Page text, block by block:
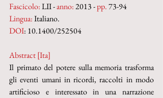
Fascicolo: LII - anno: 2013 - pp. 73-94
Lingua: Italiano.
DOI: 10.1400/252504
Abstract [Ita]
Il primato del potere sulla memoria trasforma
gli eventi umani in ricordi, raccolti in modo
artificioso e interessato in una narrazione